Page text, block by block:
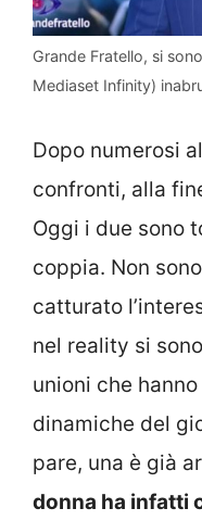
Grande Fratello, si
Mediaset Infinity)
Dopo numerosi
confronti, alla
Oggi i due sono
coppia. Non
catturato
nel reality si
unioni che
dinamiche del
pare, una è già
donna ha infatti